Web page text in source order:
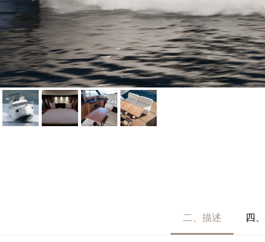
二、描述 四